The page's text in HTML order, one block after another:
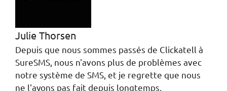
Julie Thorsen
Depuis que nous sommes passés de Clickatell à
SureSMS, nous n'avons plus de problèmes avec
notre système de SMS, et je regrette que nous
ne l'ayons pas fait depuis longtemps.